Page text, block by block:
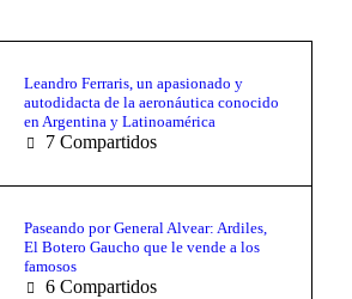
Leandro Ferraris, un apasionado y
autodidacta de la aeronáutica conocido
en Argentina y Latinoamérica
7 Compartidos
Paseando por General Alvear: Ardiles,
El Botero Gaucho que le vende a los
famosos
6 Compartidos